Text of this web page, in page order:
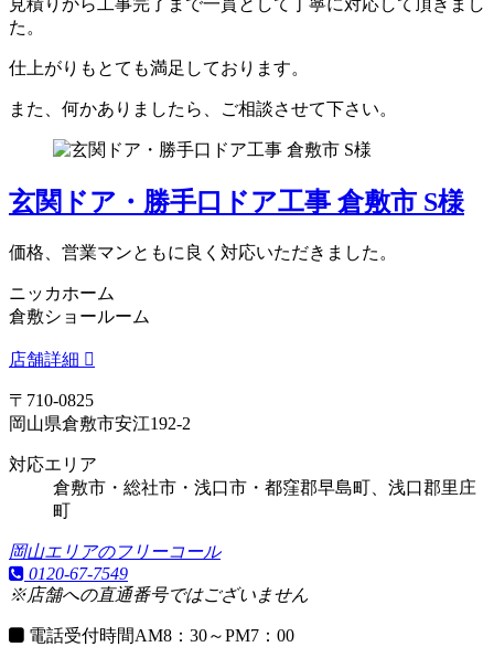
見積りから工事完了まで一貫として丁寧に対応して頂きまし
た。
仕上がりもとても満足しております。
また、何かありましたら、ご相談させて下さい。
玄関ドア・勝手口ドア工事 倉敷市 S様
価格、営業マンともに良く対応いただきました。
ニッカホーム
倉敷ショールーム
店舗詳細
〒710-0825
岡山県倉敷市安江192-2
対応エリア
倉敷市・総社市・浅口市・都窪郡早島町、浅口郡里庄
町
岡山エリアのフリーコール
0120-67-7549
※店舗への直通番号ではございません
電話受付時間AM8：30～PM7：00